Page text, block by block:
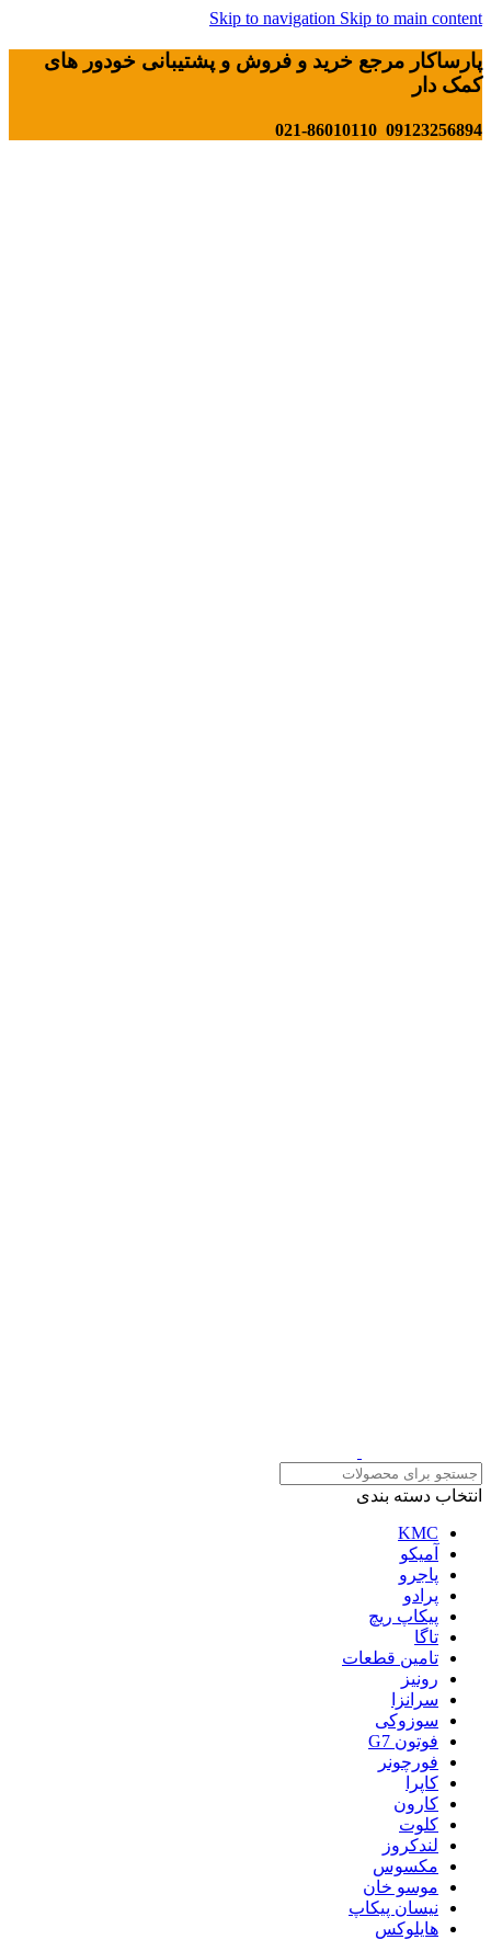
Skip to navigation Skip to main content
پارساکار مرجع خرید و فروش و پشتیبانی خودور های
کمک دار
09123256894 021-86010110
انتخاب دسته بندی
KMC
آمیکو
پاجرو
پرادو
پیکاپ ریچ
تاگا
تامین قطعات
رونیز
سرانزا
سوزوکی
فوتون G7
فورچونر
کاپرا
کارون
کلوت
لندکروز
مکسوس
موسو خان
نیسان پیکاپ
هایلوکس